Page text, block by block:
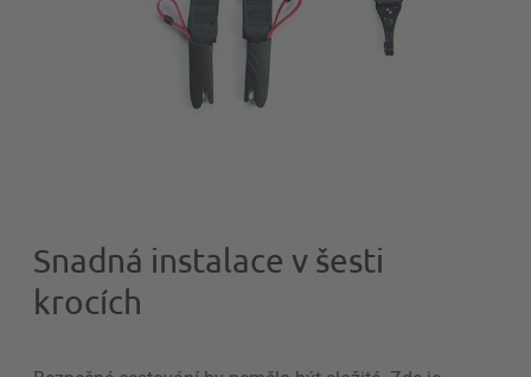
Snadná instalace v šesti
krocích